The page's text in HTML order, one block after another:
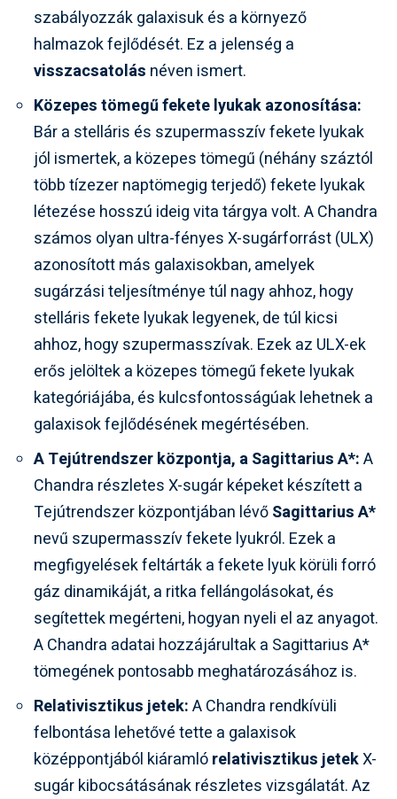
szabályozzák galaxisuk és a környező
halmazok fejlődését. Ez a jelenség a
visszacsatolás néven ismert.
Közepes tömegű fekete lyukak azonosítása:
Bár a stelláris és szupermasszív fekete lyukak
jól ismertek, a közepes tömegű (néhány száztól
több tízezer naptömegig terjedő) fekete lyukak
létezése hosszú ideig vita tárgya volt. A Chandra
számos olyan ultra-fényes X-sugárforrást (ULX)
azonosított más galaxisokban, amelyek
sugárzási teljesítménye túl nagy ahhoz, hogy
stelláris fekete lyukak legyenek, de túl kicsi
ahhoz, hogy szupermasszívak. Ezek az ULX-ek
erős jelöltek a közepes tömegű fekete lyukak
kategóriájába, és kulcsfontosságúak lehetnek a
galaxisok fejlődésének megértésében.
A Tejútrendszer központja, a Sagittarius A*:A
Chandra részletes X-sugár képeket készített a
Tejútrendszer központjában lévőSagittarius A*
nevű szupermasszív fekete lyukról. Ezek a
megfigyelések feltárták a fekete lyuk körüli forró
gáz dinamikáját, a ritka fellángolásokat, és
segítettek megérteni, hogyan nyeli el az anyagot.
A Chandra adatai hozzájárultak a Sagittarius A*
tömegének pontosabb meghatározásához is.
Relativisztikus jetek:A Chandra rendkívüli
felbontása lehetővé tette a galaxisok
középpontjából kiáramlórelativisztikus jetekX-
sugár kibocsátásának részletes vizsgálatát. Az